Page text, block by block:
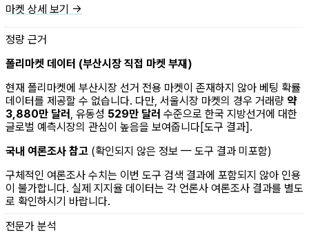
마켓 상세 보기 →
정량 근거
폴리마켓 데이터 (부산시장 직접 마켓 부재)
현재 폴리마켓에 부산시장 선거 전용 마켓이 존재하지 않아 베팅 확률
데이터를 제공할 수 없습니다. 다만, 서울시장 마켓의 경우 거래량 약
3,880만 달러, 유동성 529만 달러 수준으로 한국 지방선거에 대한
글로벌 예측시장의 관심이 높음을 보여줍니다[도구 결과].
국내 여론조사 참고 (확인되지 않은 정보 — 도구 결과 미포함)
구체적인 여론조사 수치는 이번 도구 검색 결과에 포함되지 않아 인용
이 불가합니다. 실제 지지율 데이터는 각 언론사 여론조사 결과를 별도
로 확인하시기 바랍니다.
전문가 분석